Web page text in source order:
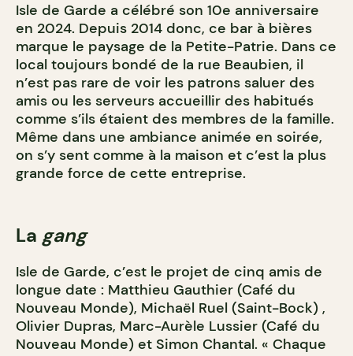
Isle de Garde a célébré son 10e anniversaire
en 2024. Depuis 2014 donc, ce bar à bières
marque le paysage de la Petite-Patrie. Dans ce
local toujours bondé de la rue Beaubien, il
n’est pas rare de voir les patrons saluer des
amis ou les serveurs accueillir des habitués
comme s’ils étaient des membres de la famille.
Même dans une ambiance animée en soirée,
on s’y sent comme à la maison et c’est la plus
grande force de cette entreprise.
La gang
Isle de Garde, c’est le projet de cinq amis de
longue date : Matthieu Gauthier (Café du
Nouveau Monde), Michaël Ruel (Saint-Bock) ,
Olivier Dupras, Marc-Aurèle Lussier (Café du
Nouveau Monde) et Simon Chantal. « Chaque